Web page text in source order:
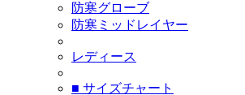
防寒グローブ
防寒ミッドレイヤー
レディース
■ サイズチャート